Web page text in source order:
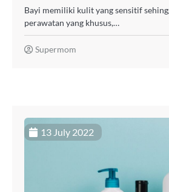
Bayi memiliki kulit yang sensitif
perawatan yang khusus,…
Supermom
13 July 2022